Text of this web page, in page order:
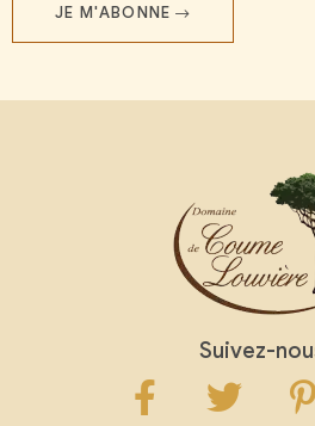
JE M'ABONNE
Suivez-